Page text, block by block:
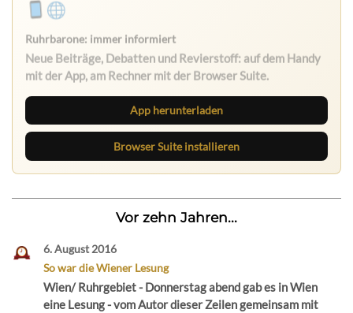
Ruhrbarone: immer informiert
Neue Beiträge, Debatten und Revierstoff: auf dem Handy
mit der App, am Rechner mit der Browser Suite.
App herunterladen
Browser Suite installieren
Vor zehn Jahren...
6. August 2016
So war die Wiener Lesung
Wien/ Ruhrgebiet - Donnerstag abend gab es in Wien
eine Lesung - vom Autor dieser Zeilen gemeinsam mit